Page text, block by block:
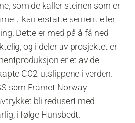
som de kaller steinen som er
kan erstatte sement eller
Dette er med på å få ned
og i deler av prosjektet er
er et av de
CO2-utslippene i verden.
som Eramet Norway
bli redusert med
i følge Hunsbedt.